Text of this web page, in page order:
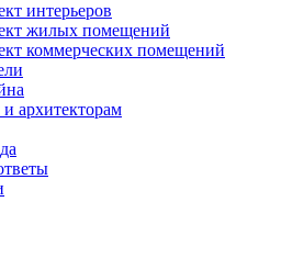
интерьеров
жилых помещений
коммерческих помещений
архитекторам